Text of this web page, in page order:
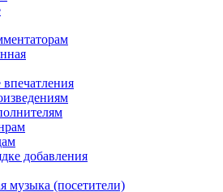
добавления
музыка (посетители)